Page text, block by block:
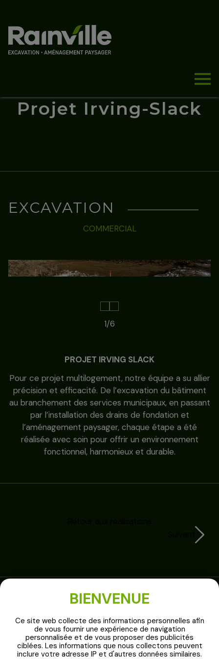
Projet Irving-Slack
EXCAVATION
COMMERCIAL
PROJET IRVING SLACK
Pour ce projet multilogement, notre équipe a su allier
précision et efficacité. De l’excavation du bâtiment
au branchement des services municipaux, en passant
par l’installation des drains de fondation et
l’aménagement paysager, chaque étape a été
réalisée avec soin pour offrir un environnement
fonctionnel, harmonieux et durable.
1/6
Parlez-nous de votre
BIENVENUE
Ce site web collecte des informations personnelles afin
de vous fournir une expérience de navigation
personnalisée et de vous proposer des publicités
ciblées. Les informations que nous collectons peuvent
inclure votre adresse IP et d'autres données similaires.